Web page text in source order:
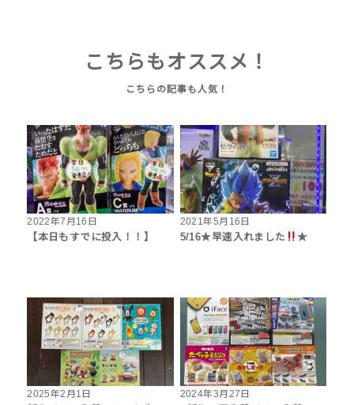
こちらもオススメ！
2022年7月16日
【本日もすでに投入！！】
2021年5月16日
5/16★早速入れました
★
2025年2月1日
2024年3月27日